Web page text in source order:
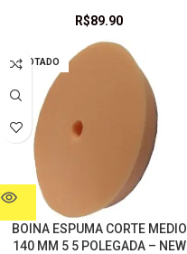
R$89.90
ESGOTADO
BOINA ESPUMA CORTE MEDIO
140 MM 5 5 POLEGADA – NEW